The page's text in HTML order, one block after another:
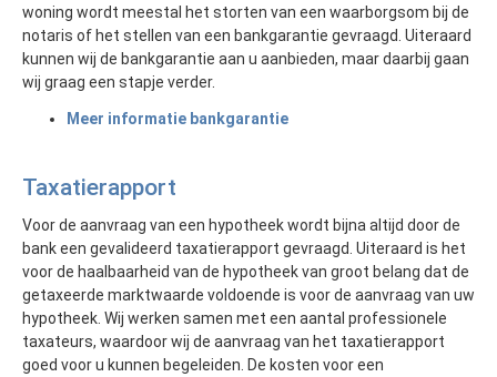
woning wordt meestal het storten van een waarborgsom bij de
notaris of het stellen van een bankgarantie gevraagd. Uiteraard
kunnen wij de bankgarantie aan u aanbieden, maar daarbij gaan
wij graag een stapje verder.
Meer informatie bankgarantie
Taxatierapport
Voor de aanvraag van een hypotheek wordt bijna altijd door de
bank een gevalideerd taxatierapport gevraagd. Uiteraard is het
voor de haalbaarheid van de hypotheek van groot belang dat de
getaxeerde marktwaarde voldoende is voor de aanvraag van uw
hypotheek. Wij werken samen met een aantal professionele
taxateurs, waardoor wij de aanvraag van het taxatierapport
goed voor u kunnen begeleiden. De kosten voor een